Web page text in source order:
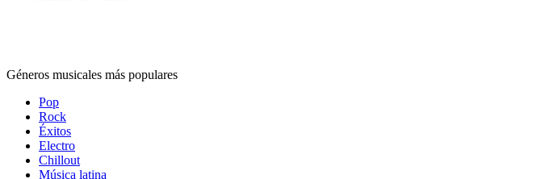
Géneros musicales más populares
Pop
Rock
Éxitos
Electro
Chillout
Música latina